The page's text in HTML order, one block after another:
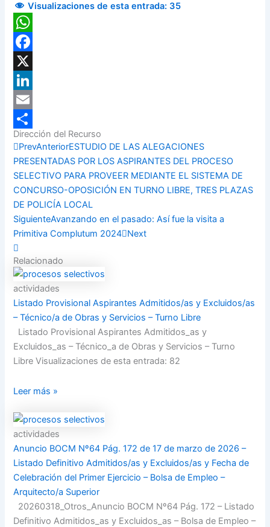
Visualizaciones de esta entrada: 35
WhatsApp
Facebook
X
LinkedIn
Email
Compartir
Dirección del Recurso
PrevAnteriorESTUDIO DE LAS ALEGACIONES
PRESENTADAS POR LOS ASPIRANTES DEL PROCESO
SELECTIVO PARA PROVEER MEDIANTE EL SISTEMA DE
CONCURSO-OPOSICIÓN EN TURNO LIBRE, TRES PLAZAS
DE POLICÍA LOCAL
SiguienteAvanzando en el pasado: Así fue la visita a
Primitiva Complutum 2024 Next
Relacionado
actividades
Listado Provisional Aspirantes Admitidos/as y Excluidos/as
– Técnico/a de Obras y Servicios – Turno Libre
Listado Provisional Aspirantes Admitidos_as y
Excluidos_as – Técnico_a de Obras y Servicios – Turno
Libre Visualizaciones de esta entrada: 82
Leer más »
actividades
Anuncio BOCM Nº64 Pág. 172 de 17 de marzo de 2026 –
Listado Definitivo Admitidos/as y Excluidos/as y Fecha de
Celebración del Primer Ejercicio – Bolsa de Empleo –
Arquitecto/a Superior
20260318_Otros_Anuncio BOCM Nº64 Pág. 172 – Listado
Definitivo Admitidos_as y Excluidos_as – Bolsa de Empleo –